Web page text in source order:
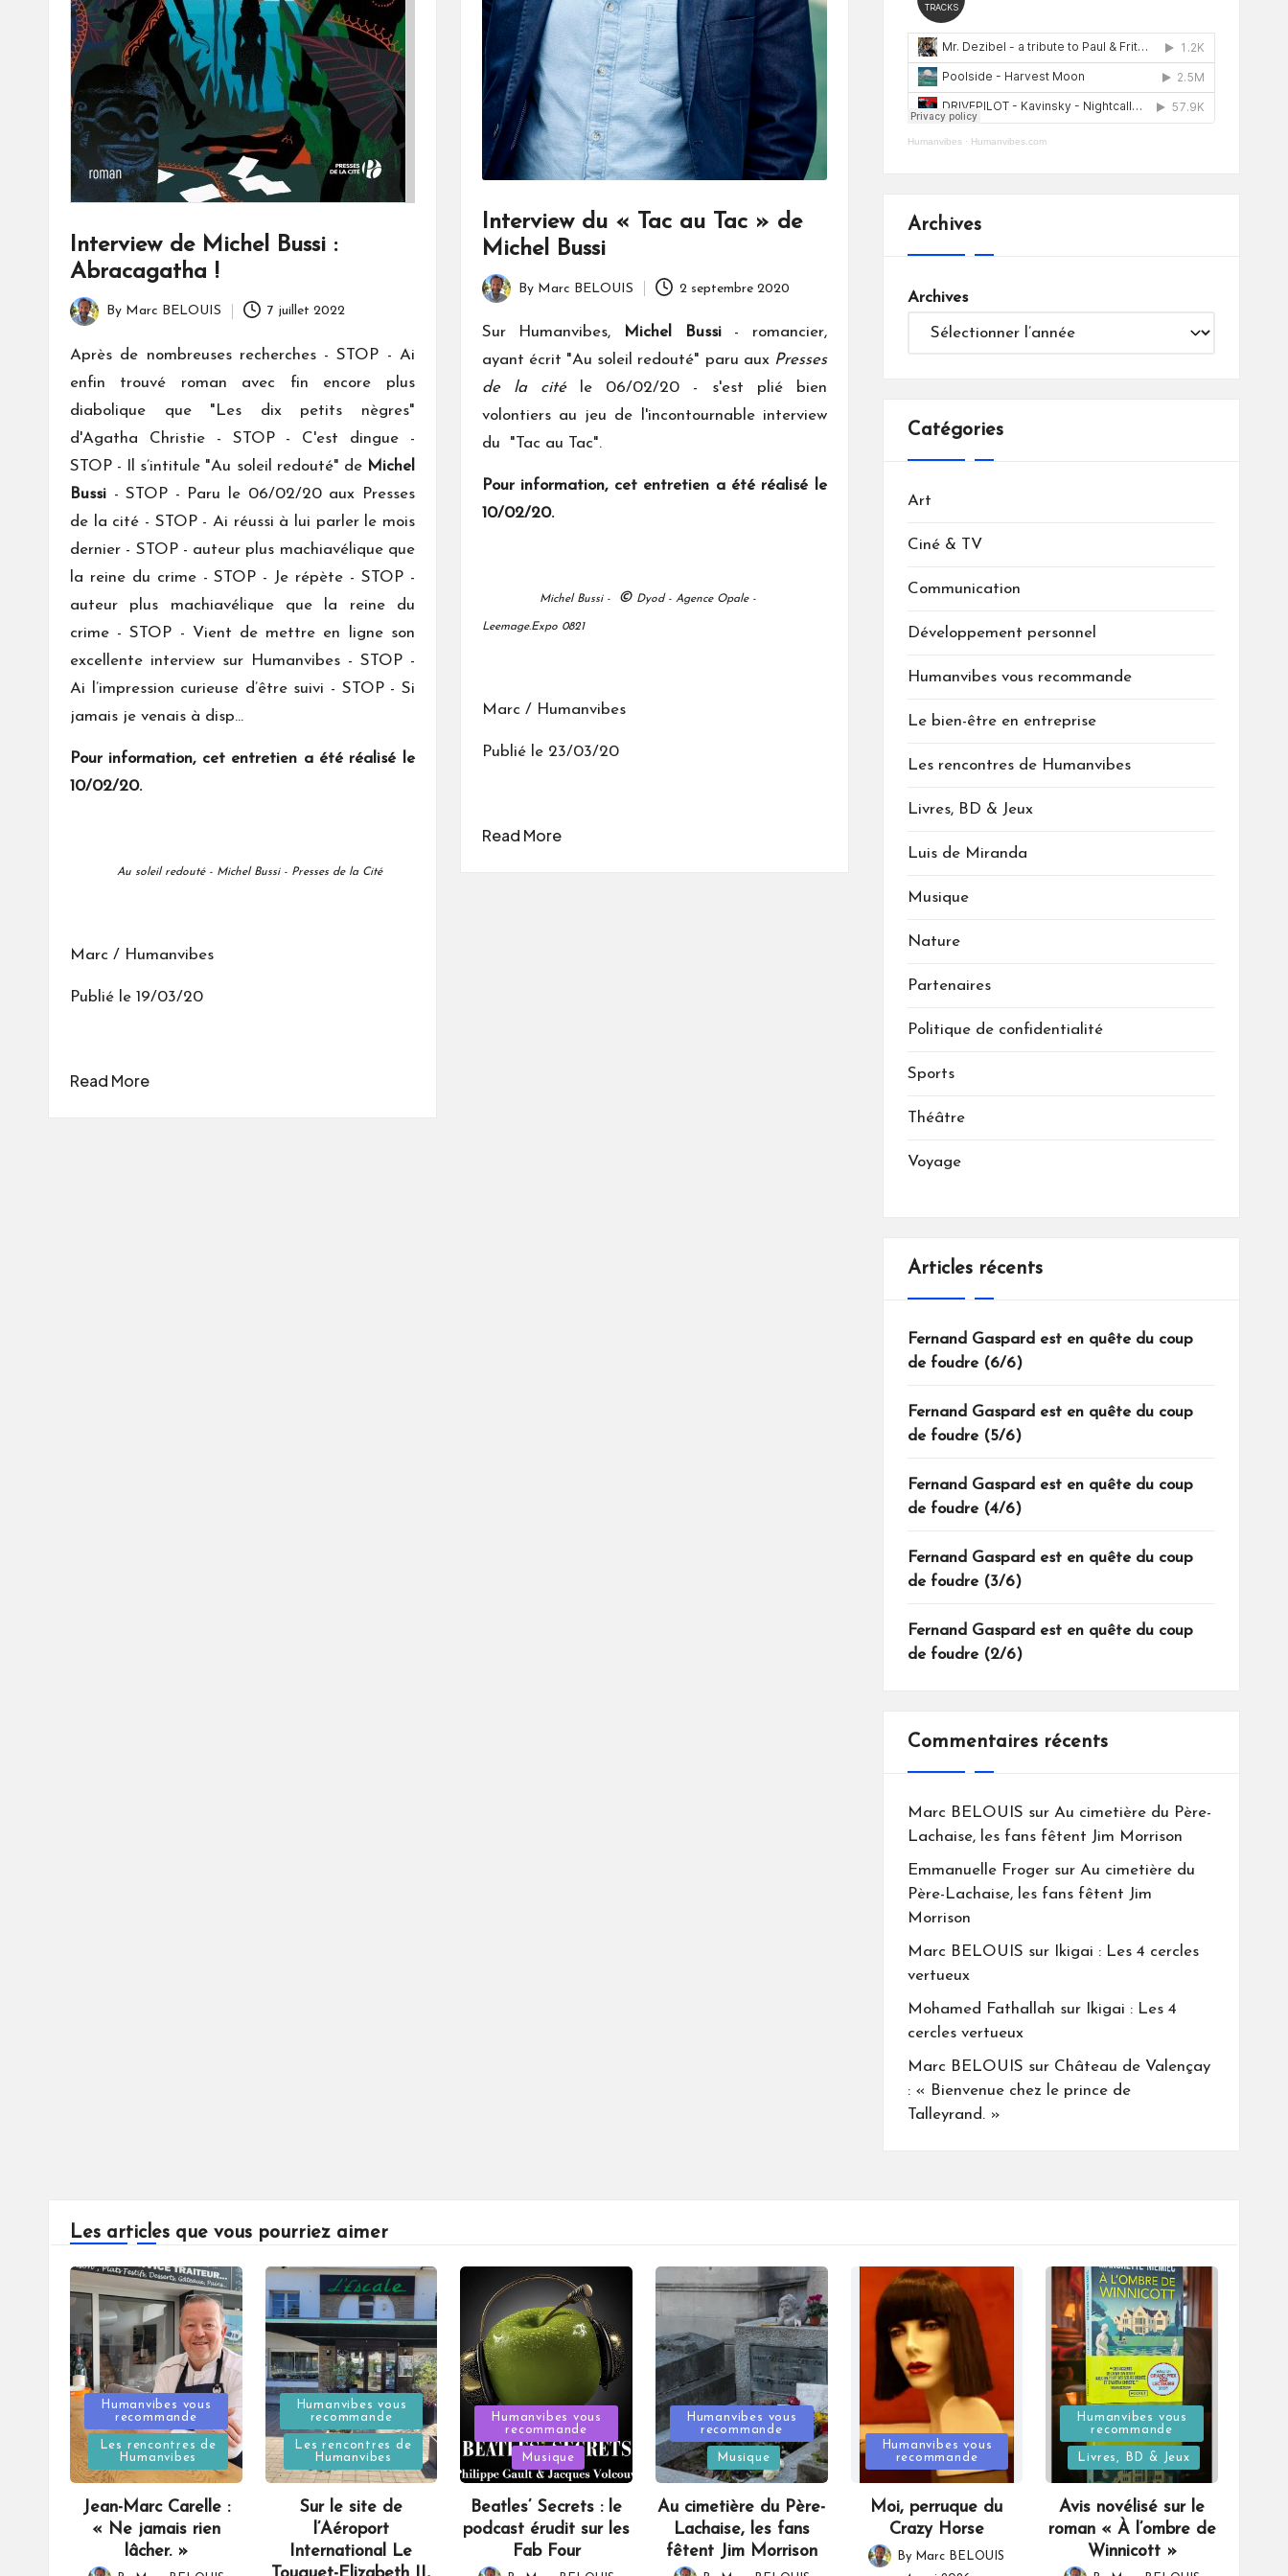
Interview de Michel Bussi :
Abracagatha !
Posted
by
By Marc BELOUIS 7 juillet 2022
Après de nombreuses recherches - STOP - Ai
enfin trouvé roman avec fin encore plus
diabolique que "Les dix petits nègres"
d'Agatha Christie - STOP - C'est dingue -
STOP - Il s’intitule "Au soleil redouté" de Michel
Bussi - STOP - Paru le 06/02/20 aux Presses
de la cité - STOP - Ai réussi à lui parler le mois
dernier - STOP - auteur plus machiavélique que
la reine du crime - STOP - Je répète - STOP -
auteur plus machiavélique que la reine du
crime - STOP - Vient de mettre en ligne son
excellente interview sur Humanvibes - STOP -
Ai l’impression curieuse d’être suivi - STOP - Si
jamais je venais à disp...
Pour information, cet entretien a été réalisé le
10/02/20.
Au soleil redouté - Michel Bussi - Presses de la Cité
Marc / Humanvibes
Publié le 19/03/20
Read More
Interview du « Tac au Tac » de
Michel Bussi
Posted
by
By Marc BELOUIS 2 septembre 2020
Sur Humanvibes, Michel Bussi- romancier,
ayant écrit "Au soleil redouté" paru auxPresses
de la cité
le 06/02/20 - s'est plié bien
volontiers au jeu de l'incontournable interview
du "Tac au Tac".
Pour information, cet entretien a été réalisé le
10/02/20.
Michel Bussi - © Dyod - Agence Opale -
Leemage.Expo 0821
Marc / Humanvibes
Publié le 23/03/20
Read More
Humanvibes· Humanvibes.com
Archives
Archives
Catégories
Art
Ciné & TV
Communication
Développement personnel
Humanvibes vous recommande
Le bien-être en entreprise
Les rencontres de Humanvibes
Livres, BD & Jeux
Luis de Miranda
Musique
Nature
Partenaires
Politique de confidentialité
Sports
Théâtre
Voyage
Articles récents
Fernand Gaspard est en quête du coup
de foudre (6/6)
Fernand Gaspard est en quête du coup
de foudre (5/6)
Fernand Gaspard est en quête du coup
de foudre (4/6)
Fernand Gaspard est en quête du coup
de foudre (3/6)
Fernand Gaspard est en quête du coup
de foudre (2/6)
Commentaires récents
Marc BELOUIS sur Au cimetière du Père-
Lachaise, les fans fêtent Jim Morrison
Emmanuelle Frogersur Au cimetière du
Père-Lachaise, les fans fêtent Jim
Morrison
Marc BELOUIS sur
Ikigai : Les 4 cercles
vertueux
Mohamed Fathallah sur
Ikigai : Les 4
cercles vertueux
Marc BELOUIS sur Château de Valençay
: « Bienvenue chez le prince de
Talleyrand. »
Les articles que vous pourriez aimer
Posted
in
Humanvibes vous
recommande
Les rencontres de
Humanvibes
Jean-Marc Carelle :
« Ne jamais rien
lâcher. »
Posted
in
Humanvibes vous
recommande
Les rencontres de
Humanvibes
Sur le site de
l’Aéroport
International Le
Posted
in
Humanvibes vous
recommande
Musique
Beatles’ Secrets : le
podcast érudit sur les
Fab Four
Posted
in
Humanvibes vous
recommande
Musique
Au cimetière du Père-
Lachaise, les fans
fêtent Jim Morrison
Posted
in
Humanvibes vous
recommande
Moi, perruque du
Crazy Horse
Posted
By Marc BELOUIS
Posted
in
Humanvibes vous
recommande
Livres, BD & Jeux
Avis novélisé sur le
roman « À l’ombre de
Winnicott »